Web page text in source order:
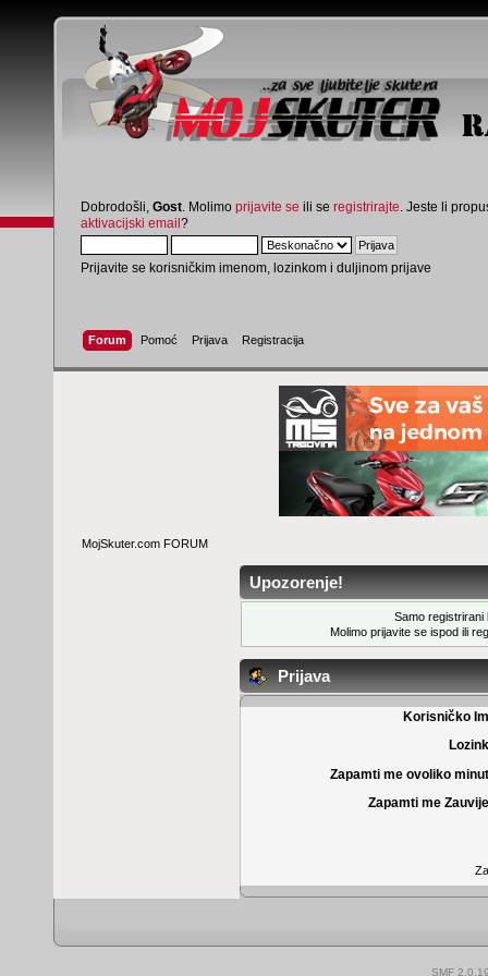
Dobrodošli, Gost . Molimo prijavite se ili se registrirajte . Jeste li
aktivacijski email?
Prijavite se korisničkim imenom, lozinkom i duljinom prijave
Forum Pomoć Prijava Registracija
MojSkuter.com FORUM
Upozorenje!
Samo registrirani
Molimo prijavite se ispod ili
Prijava
Korisničko
Zapamti me ovoliko
Zapamti me
SMF